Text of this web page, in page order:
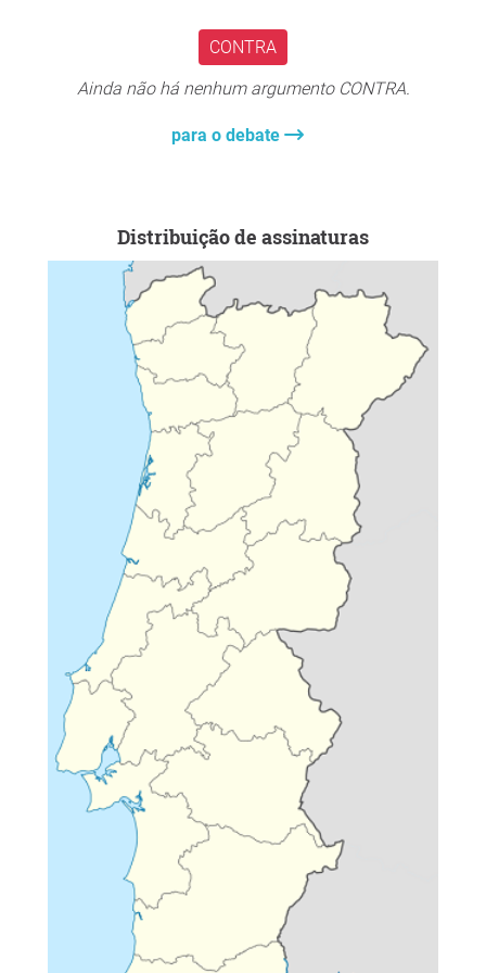
complementares, quando respeitam o Estado de Direito e
Assinatura da Petição
proteção da vida privada e ao direito ao uso de VPN em
com esta iniciativa:
Apelido:
Endereço de correio eletrónico (e-mail):
Número de telefone:
Os dados fornecidos serão utilizados exclusivamente no
âmbito desta petição.
A presente petição surge da crescente preocupação dos
cidadãos com a defesa da vida privada, da segurança
digital e das liberdades fundamentais no contexto de
uma sociedade cada vez mais dependente da Internet. O
uso de redes privadas virtuais (VPN) constitui uma
prática legal, legítima e amplamente reconhecida como
essencial para a proteção de dados pessoais, da
confidencialidade das comunicações e da liberdade de
informação.
As VPN não são instrumentos de ilegalidade, mas sim
ferramentas de segurança utilizadas diariamente por
cidadãos comuns, empresas, profissionais da tecnologia,
trabalhadores remotos, jornalistas e defensores dos
direitos humanos, com o objetivo de se protegerem
contra ciberataques, vigilância abusiva, roubo de
identidade e outras ameaças digitais.
Restringir ou enfraquecer o direito ao uso de VPN em
Portugal colocaria em causa princípios fundamentais
consagrados na Constituição da República Portuguesa,
CONTRA
Ainda não há nenhum argumento CONTRA.
para o debate
Distribuição de assinaturas